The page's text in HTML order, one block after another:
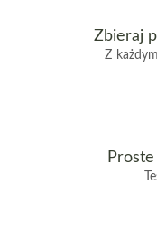
Zbieraj
Z